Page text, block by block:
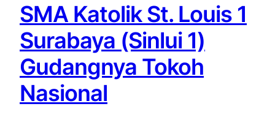
SMA Katolik St. Louis 1
Surabaya (Sinlui 1)
Gudangnya Tokoh
Nasional